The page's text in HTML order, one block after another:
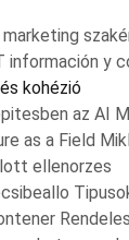
marketing
información y
kohézió
az AI
as a Field
ellenorzes